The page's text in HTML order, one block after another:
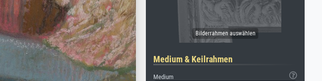
Medium & Keilrahmen
Medium